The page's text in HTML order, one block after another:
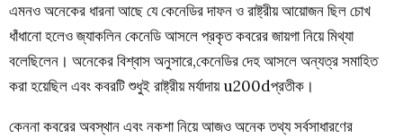
এমনও অনেকের ধারনা আছে যে কেনেডির দাফন ও রাষ্ট্রীয় আয়োজন ছিল চোখ
ধাঁধানো হলেও জ্যাকলিন কেনেডি আসলে প্রকৃত কবরের জায়গা নিয়ে মিথ্যা
বলেছিলেন। অনেকের বিশ্বাস অনুসারে,কেনেডির দেহ আসলে অন্যত্র সমাহিত
করা হয়েছিল এবং কবরটি শুধুই রাষ্ট্রীয় মর্যাদায় u200dপ্রতীক।
কেননা কবরের অবস্থান এবং নকশা নিয়ে আজও অনেক তথ্য সর্বসাধারণের